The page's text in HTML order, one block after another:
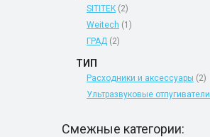
SITITEK (2)
Weitech (1)
ГРАД (2)
ТИП
Расходники и аксессуары (2)
Ультразвуковые отпугиватели
Смежные категории: